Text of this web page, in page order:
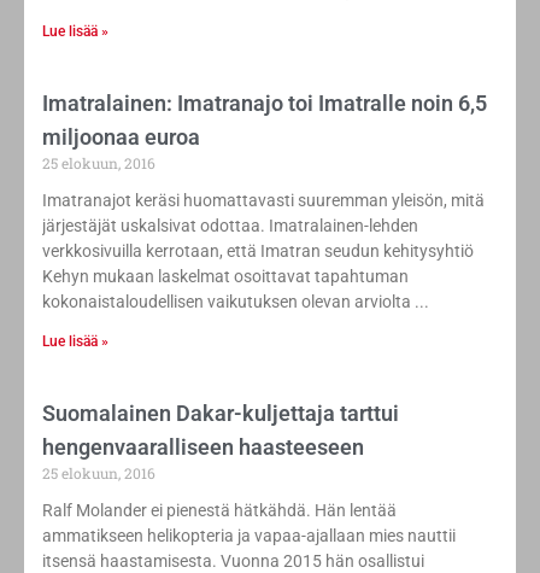
Lue lisää »
Imatralainen: Imatranajo toi Imatralle noin 6,5
miljoonaa euroa
25 elokuun, 2016
Imatranajot keräsi huomattavasti suuremman yleisön, mitä
järjestäjät uskalsivat odottaa. Imatralainen-lehden
verkkosivuilla kerrotaan, että Imatran seudun kehitysyhtiö
Kehyn mukaan laskelmat osoittavat tapahtuman
kokonaistaloudellisen vaikutuksen olevan arviolta
Lue lisää »
Suomalainen Dakar-kuljettaja tarttui
hengenvaaralliseen haasteeseen
25 elokuun, 2016
Ralf Molander ei pienestä hätkähdä. Hän lentää
ammatikseen helikopteria ja vapaa-ajallaan mies nauttii
itsensä haastamisesta. Vuonna 2015 hän osallistui